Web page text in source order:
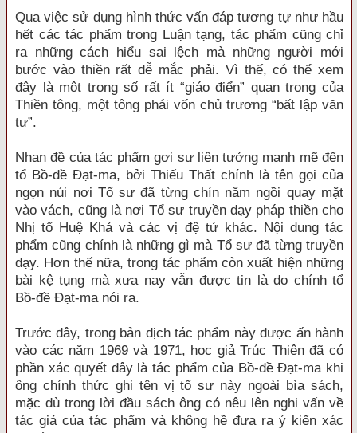
Qua việc sử dụng hình thức vấn đáp tương tự như hầu
hết các tác phẩm trong Luận tạng, tác phẩm cũng chỉ
ra những cách hiểu sai lệch mà những người mới
bước vào thiền rất dễ mắc phải. Vì thế, có thể xem
đây là một trong số rất ít “giáo điển” quan trọng của
Thiền tông, một tông phái vốn chủ trương “bất lập văn
tự”.
Nhan đề của tác phẩm gợi sự liên tưởng mạnh mẽ đến
tổ Bồ-đề Đạt-ma, bởi Thiếu Thất chính là tên gọi của
ngọn núi nơi Tổ sư đã từng chín năm ngồi quay mặt
vào vách, cũng là nơi Tổ sư truyền dạy pháp thiền cho
Nhị tổ Huệ Khả và các vị đệ tử khác. Nội dung tác
phẩm cũng chính là những gì mà Tổ sư đã từng truyền
dạy. Hơn thế nữa, trong tác phẩm còn xuất hiện những
bài kệ tụng mà xưa nay vẫn được tin là do chính tổ
Bồ-đề Đạt-ma nói ra.
Trước đây, trong bản dịch tác phẩm này được ấn hành
vào các năm 1969 và 1971, học giả Trúc Thiên đã có
phần xác quyết đây là tác phẩm của Bồ-đề Đạt-ma khi
ông chính thức ghi tên vị tổ sư này ngoài bìa sách,
mặc dù trong lời đầu sách ông có nêu lên nghi vấn về
tác giả của tác phẩm và không hề đưa ra ý kiến xác